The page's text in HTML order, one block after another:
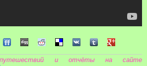
в Tuentiв Sonico
Поделиться в FriendFeed
Поделиться в Digg
Поделиться в Reddit
Поделиться в Delicious
Поделиться в VK
Поделиться в
Поделиться
и отчёты на сайте